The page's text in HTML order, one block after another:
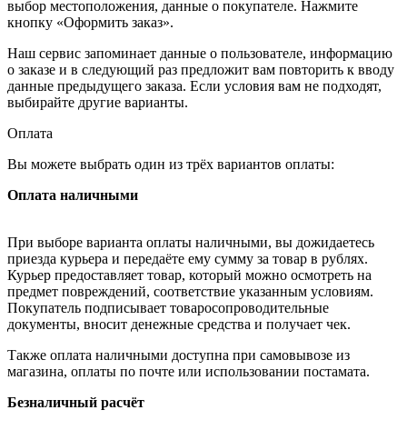
выбор местоположения, данные о покупателе. Нажмите
кнопку «Оформить заказ».
Наш сервис запоминает данные о пользователе, информацию
о заказе и в следующий раз предложит вам повторить к вводу
данные предыдущего заказа. Если условия вам не подходят,
выбирайте другие варианты.
Оплата
Вы можете выбрать один из трёх вариантов оплаты:
Оплата наличными
При выборе варианта оплаты наличными, вы дожидаетесь
приезда курьера и передаёте ему сумму за товар в рублях.
Курьер предоставляет товар, который можно осмотреть на
предмет повреждений, соответствие указанным условиям.
Покупатель подписывает товаросопроводительные
документы, вносит денежные средства и получает чек.
Также оплата наличными доступна при самовывозе из
магазина, оплаты по почте или использовании постамата.
Безналичный расчёт